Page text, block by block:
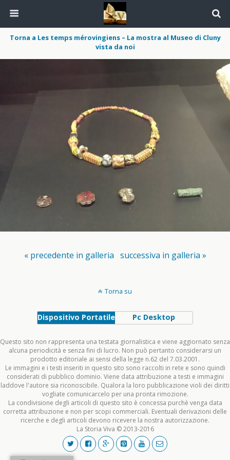
Torna a Les temps mérovingiens – La mostra al Museo di Cluny
vista da noi
« precedente in galleria successiva in galleria »
Torna su
Dispositivo Portatile Pc Desktop
Questo sito non rappresenta una testata giornalistica e viene aggiornato senza
alcuna periodicità e senza fini di lucro. Non può pertanto considerarsi un
prodotto editoriale ai sensi della legge n.62 del 7.03.2001.
Le immagini e i testi inseriti in questo sito sono raccolti in rete e sono quindi
considerati di pubblico dominio. Viene data attribuzione a testi e immagini
laddove l'autore sia riconoscibile. Qualora la loro pubblicazione violi dei diritti
vogliate comunicarcelo per una pronta rimozione.
La condivisione degli articoli di questo sito è concessa purchè venga data
corretta attribuzione e non per scopi commerciali. Eventuali derivazioni delle
ricerche e degli articoli devono ricevere la nostra autorizzazione.
La Storia Viva © 2013-2016